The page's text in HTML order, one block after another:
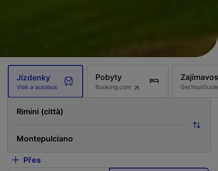
Jízdenky
Vlak a autobus
Pobyty
Booking.com GetYourGuide
Přes